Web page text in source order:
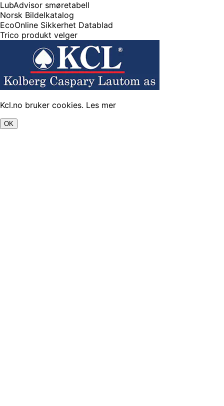
LubAdvisor smøretabell
Norsk Bildelkatalog
EcoOnline Sikkerhet Datablad
Trico produkt velger
Kcl.no bruker cookies. Les mer
OK